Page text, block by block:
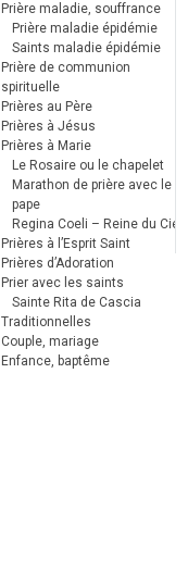
Prière maladie, souffrance
Prière maladie épidémie
Saints maladie épidémie
Prière de communion
spirituelle
Prières au Père
Prières à Jésus
Prières à Marie
Le Rosaire ou le chapelet
Marathon de prière avec le
pape
Regina Coeli – Reine du Ciel
Prières à l’Esprit Saint
Prières d’Adoration
Prier avec les saints
Sainte Rita de Cascia
Traditionnelles
Couple, mariage
Enfance, baptême